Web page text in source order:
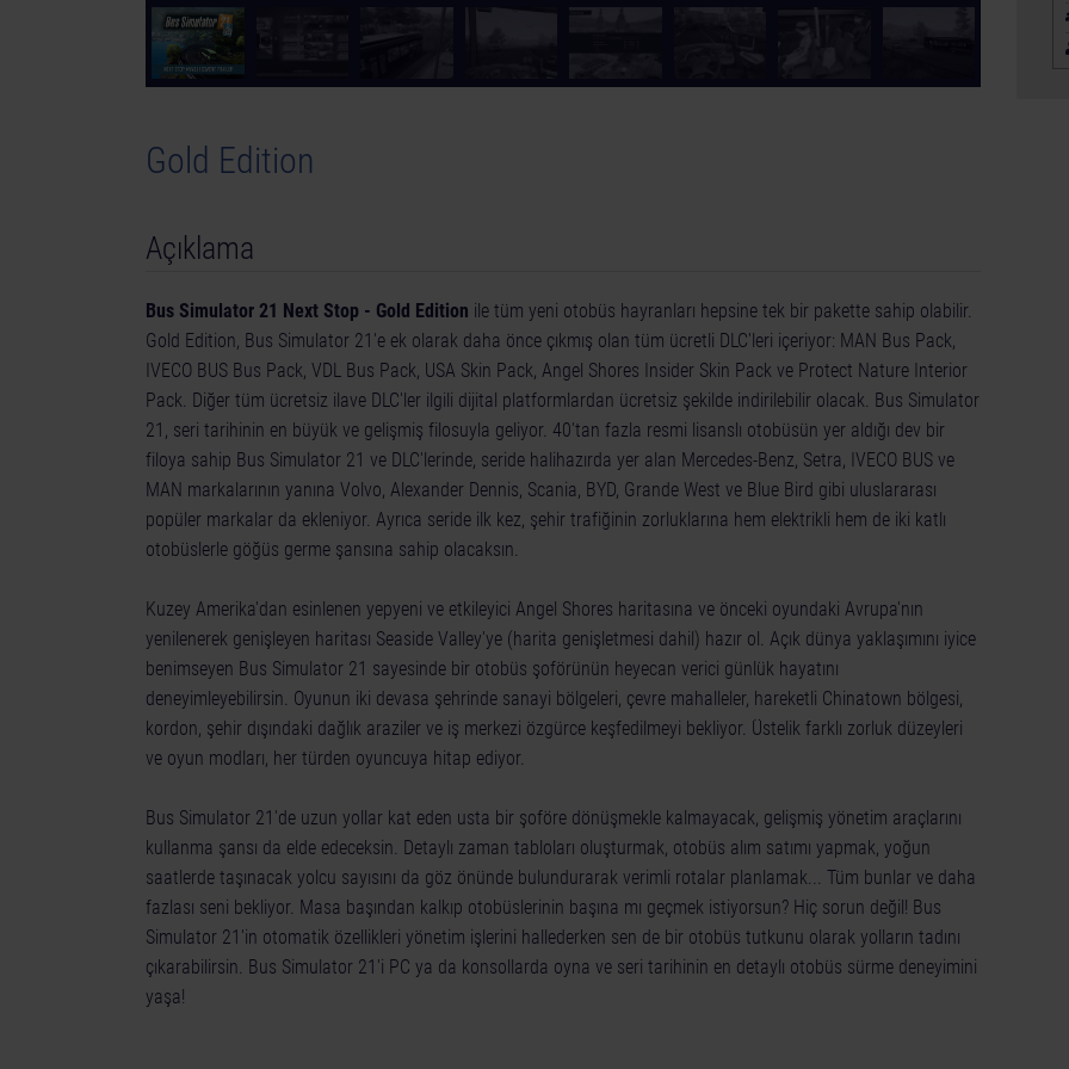
© [Translate to
Gold Edition
Açıklama
Bus Simulator 21 Next Stop - Gold Edition ile tüm yeni otobüs hayranları hepsine tek bir pakette sahip olabilir.
Gold Edition, Bus Simulator 21'e ek olarak daha önce çıkmış olan tüm ücretli DLC'leri içeriyor: MAN Bus Pack,
IVECO BUS Bus Pack, VDL Bus Pack, USA Skin Pack, Angel Shores Insider Skin Pack ve Protect Nature Interior
Pack. Diğer tüm ücretsiz ilave DLC'ler ilgili dijital platformlardan ücretsiz şekilde indirilebilir olacak. Bus Simulator
21, seri tarihinin en büyük ve gelişmiş filosuyla geliyor. 40'tan fazla resmi lisanslı otobüsün yer aldığı dev bir
filoya sahip Bus Simulator 21 ve DLC'lerinde, seride halihazırda yer alan Mercedes-Benz, Setra, IVECO BUS ve
MAN markalarının yanına Volvo, Alexander Dennis, Scania, BYD, Grande West ve Blue Bird gibi uluslararası
popüler markalar da ekleniyor. Ayrıca seride ilk kez, şehir trafiğinin zorluklarına hem elektrikli hem de iki katlı
otobüslerle göğüs germe şansına sahip olacaksın.
Kuzey Amerika'dan esinlenen yepyeni ve etkileyici Angel Shores haritasına ve önceki oyundaki Avrupa'nın
yenilenerek genişleyen haritası Seaside Valley'ye (harita genişletmesi dahil) hazır ol. Açık dünya yaklaşımını iyice
benimseyen Bus Simulator 21 sayesinde bir otobüs şoförünün heyecan verici günlük hayatını
deneyimleyebilirsin. Oyunun iki devasa şehrinde sanayi bölgeleri, çevre mahalleler, hareketli Chinatown bölgesi,
kordon, şehir dışındaki dağlık araziler ve iş merkezi özgürce keşfedilmeyi bekliyor. Üstelik farklı zorluk düzeyleri
ve oyun modları, her türden oyuncuya hitap ediyor.
Bus Simulator 21'de uzun yollar kat eden usta bir şoföre dönüşmekle kalmayacak, gelişmiş yönetim araçlarını
kullanma şansı da elde edeceksin. Detaylı zaman tabloları oluşturmak, otobüs alım satımı yapmak, yoğun
saatlerde taşınacak yolcu sayısını da göz önünde bulundurarak verimli rotalar planlamak... Tüm bunlar ve daha
fazlası seni bekliyor. Masa başından kalkıp otobüslerinin başına mı geçmek istiyorsun? Hiç sorun değil! Bus
Simulator 21'in otomatik özellikleri yönetim işlerini hallederken sen de bir otobüs tutkunu olarak yolların tadını
çıkarabilirsin. Bus Simulator 21'i PC ya da konsollarda oyna ve seri tarihinin en detaylı otobüs sürme deneyimini
yaşa!